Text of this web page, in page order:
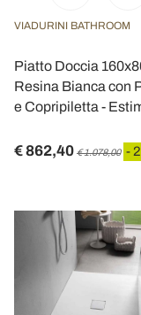
VIADURINI BATHROOM
Piatto Doccia
Resina Bianca con
e Copripiletta -
€ 862,40 € 1.078,00 -